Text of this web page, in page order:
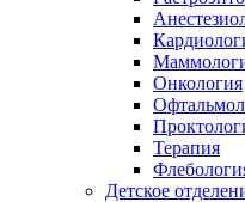
Онкология
Терапия
Детское